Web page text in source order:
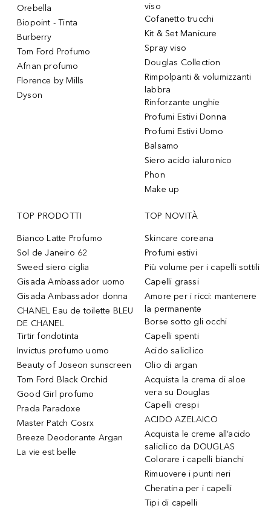
Orebella
Biopoint - Tinta
Burberry
Tom Ford Profumo
Afnan profumo
Florence by Mills
Dyson
viso
Cofanetto trucchi
Kit & Set Manicure
Spray viso
Douglas Collection
Rimpolpanti & volumizzanti
labbra
Rinforzante unghie
Profumi Estivi Donna
Profumi Estivi Uomo
Balsamo
Siero acido ialuronico
Phon
Make up
TOP PRODOTTI
Bianco Latte Profumo
Sol de Janeiro 62
Sweed siero ciglia
Gisada Ambassador uomo
Gisada Ambassador donna
CHANEL Eau de toilette BLEU
DE CHANEL
Tirtir fondotinta
Invictus profumo uomo
Beauty of Joseon sunscreen
Tom Ford Black Orchid
Good Girl profumo
Prada Paradoxe
Master Patch Cosrx
Breeze Deodorante Argan
La vie est belle
TOP NOVITÀ
Skincare coreana
Profumi estivi
Più volume per i capelli sottili
Capelli grassi
Amore per i ricci: mantenere
la permanente
Borse sotto gli occhi
Capelli spenti
Acido salicilico
Olio di argan
Acquista la crema di aloe
vera su Douglas
Capelli crespi
ACIDO AZELAICO
Acquista le creme all’acido
salicilico da DOUGLAS
Colorare i capelli bianchi
Rimuovere i punti neri
Cheratina per i capelli
Tipi di capelli